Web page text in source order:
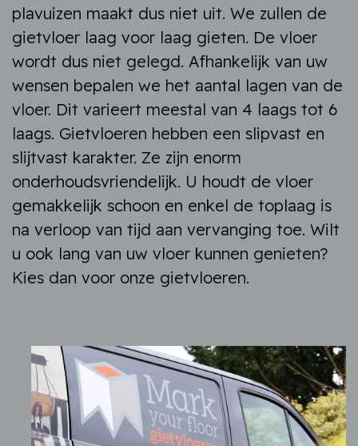
plavuizen maakt dus niet uit. We zullen de
gietvloer laag voor laag gieten. De vloer
wordt dus niet gelegd. Afhankelijk van uw
wensen bepalen we het aantal lagen van de
vloer. Dit varieert meestal van 4 laags tot 6
laags. Gietvloeren hebben een slipvast en
slijtvast karakter. Ze zijn enorm
onderhoudsvriendelijk. U houdt de vloer
gemakkelijk schoon en enkel de toplaag is
na verloop van tijd aan vervanging toe. Wilt
u ook lang van uw vloer kunnen genieten?
Kies dan voor onze gietvloeren.